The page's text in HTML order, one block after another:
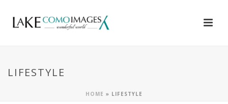
LIFESTYLE
HOME » LIFESTYLE